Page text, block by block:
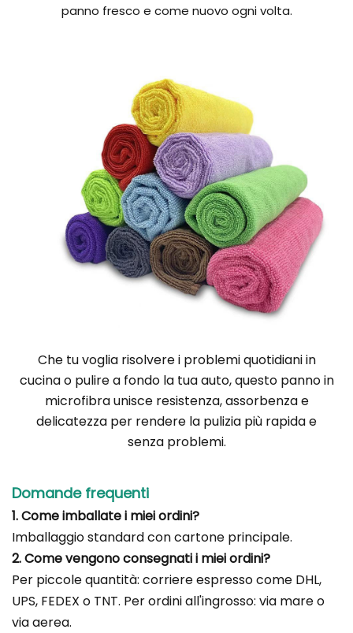
panno fresco e come nuovo ogni volta.
Che tu voglia risolvere i problemi quotidiani in
cucina o pulire a fondo la tua auto, questo panno in
microfibra unisce resistenza, assorbenza e
delicatezza per rendere la pulizia più rapida e
senza problemi.
Domande frequenti
1. Come imballate i miei ordini?
Imballaggio standard con cartone principale.
2. Come vengono consegnati i miei ordini?
Per piccole quantità: corriere espresso come DHL,
UPS, FEDEX o TNT. Per ordini all'ingrosso: via mare o
via aerea.